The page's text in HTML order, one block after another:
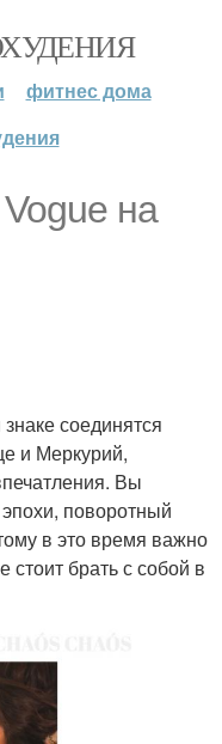
фитнес дома
на
соединятся
и Меркурий,
Вы
эпохи, поворотный
в это время важно
стоит брать с собой в